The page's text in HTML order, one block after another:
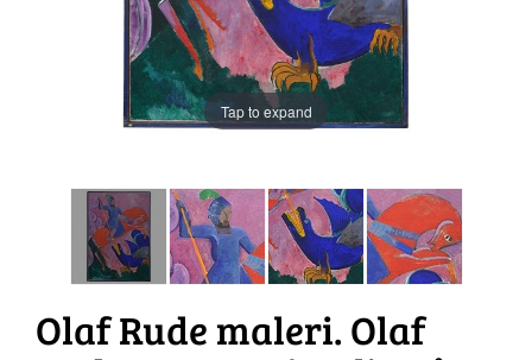
Tap to expand
Olaf Rude maleri. Olaf